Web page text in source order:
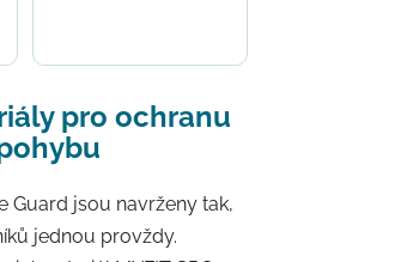
pro ochranu
Guard jsou navrženy tak,
jednou provždy.